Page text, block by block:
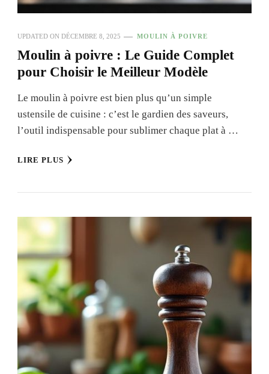
UPDATED ON DÉCEMBRE 8, 2025 MOULIN À POIVRE
Moulin à poivre : Le Guide Complet
pour Choisir le Meilleur Modèle
Le moulin à poivre est bien plus qu’un simple
ustensile de cuisine : c’est le gardien des saveurs,
l’outil indispensable pour sublimer chaque plat à …
LIRE PLUS